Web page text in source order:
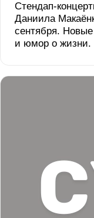
Стендап-
Даниила
сентября. Новые
и юмор о жизни.